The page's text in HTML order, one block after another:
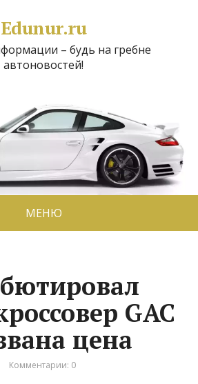
Edunur.ru
– будь на гребне
автоновостей!
МЕНЮ
GAC
цена
Комментарии: 0